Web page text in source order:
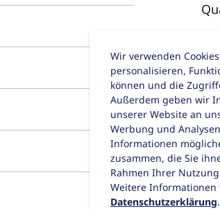
Wir verwenden
personalisieren,
können und die
Außerdem geben wir
unserer Website an
Werbung und
Informationen
zusammen, die Sie
Rahmen Ihrer
Weitere Informationen
Datenschutzerklärung.